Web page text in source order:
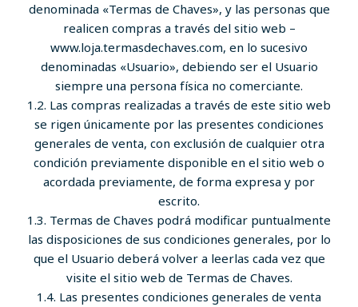
denominada «Termas de Chaves», y las personas que
realicen compras a través del sitio web –
www.loja.termasdechaves.com, en lo sucesivo
denominadas «Usuario», debiendo ser el Usuario
siempre una persona física no comerciante.
1.2. Las compras realizadas a través de este sitio web
se rigen únicamente por las presentes condiciones
generales de venta, con exclusión de cualquier otra
condición previamente disponible en el sitio web o
acordada previamente, de forma expresa y por
escrito.
1.3. Termas de Chaves podrá modificar puntualmente
las disposiciones de sus condiciones generales, por lo
que el Usuario deberá volver a leerlas cada vez que
visite el sitio web de Termas de Chaves.
1.4. Las presentes condiciones generales de venta